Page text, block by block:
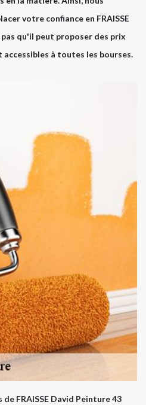
votre confiance en FRAISSE
qu'il peut proposer des prix
à toutes les bourses.
FRAISSE David Peinture 43